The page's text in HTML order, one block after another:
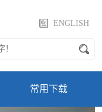
ENGLISH
常用下载